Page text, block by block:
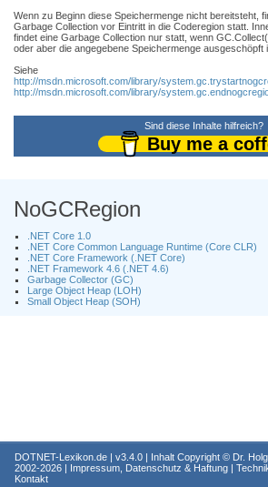
Wenn zu Beginn diese Speichermenge nicht bereitsteht,
Garbage Collection vor Eintritt in die Coderegion statt.
findet eine Garbage Collection nur statt, wenn
oder aber die angegebene Speichermenge ausgeschöpft
Siehe
http://msdn.microsoft.com/library/
http://msdn.microsoft.com/library/
Sind diese Inhalte hilfreich?
Buy me a
NoGCRegion
.NET Core 1.0
.NET Core Common Language Runtime (Core CLR)
.NET Core Framework (.NET Core)
.NET Framework 4.6 (.NET 4.6)
Garbage Collector (GC)
Large Object Heap (LOH)
Small Object Heap (SOH)
DOTNET-Lexikon.de | v3.4.0 | Inhalt Copyright © Dr.
2002-2026 | Impressum, Datenschutz & Haftung |
Kontakt